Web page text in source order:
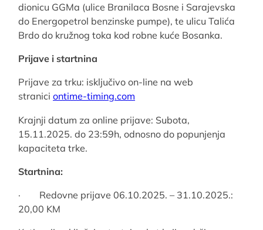
dionicu GGMa (ulice Branilaca Bosne i Sarajevska
do Energopetrol benzinske pumpe), te ulicu Talića
Brdo do kružnog toka kod robne kuće Bosanka.
Prijave i startnina
Prijave za trku: isključivo on-line na web
straniciontime-timing.com
Krajnji datum za online prijave: Subota,
15.11.2025. do 23:59h, odnosno do popunjenja
kapaciteta trke.
Startnina:
· Redovne prijave 06.10.2025. – 31.10.2025.:
20,00 KM